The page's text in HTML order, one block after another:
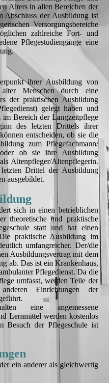
Alters in allen Bereichen der
Abschluss der Ausbildung ist
Versorgungsbereiche
zahlreiche Fort- und
Pflegestudiengänge eine
ihrer Ausbildung von
Menschen durch eine
der praktischen Ausbildung
gelegt haben und
im Bereich der Langzeitpflege
des letzten Drittels ihrer
entscheiden, ob sie die
zum Pflegefachmann/
ob sie ihre Ausbildung
Altenpfleger/Altenpflegerin.
Drittel der Ausbildung
ausgebildet.
sich in einen betrieblichen
theoretische und praktische
statt und hat einen
praktische Ausbildung im
umfangreicher. Der/die
Ausbildungsvertrag mit dem
ab. Das ist ein Krankenhaus,
Pflegedienst. Da die
umfasst, werden Teile der
Einrichtungen der
eine angemessene
Lernmittel werden kostenlos
Besuch der Pflegeschule ist
ein anderer als gleichwertig